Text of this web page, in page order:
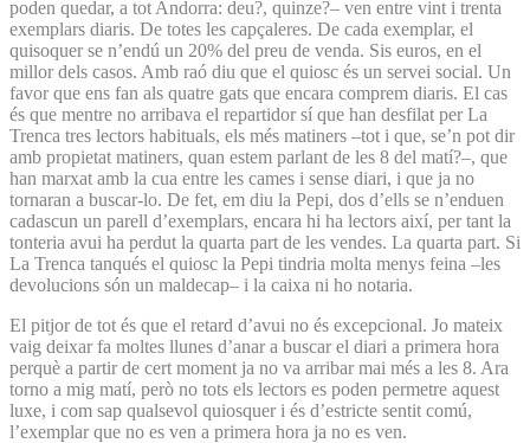
poden quedar, a tot Andorra: deu?, quinze?– ven entre vint i trenta
exemplars diaris. De totes les capçaleres. De cada exemplar, el
quisoquer se n’endú un 20% del preu de venda. Sis euros, en el
millor dels casos. Amb raó diu que el quiosc és un servei social. Un
favor que ens fan als quatre gats que encara comprem diaris. El cas
és que mentre no arribava el repartidor sí que han desfilat per La
Trenca tres lectors habituals, els més matiners –tot i que, se’n pot dir
amb propietat matiners, quan estem parlant de les 8 del matí?–, que
han marxat amb la cua entre les cames i sense diari, i que ja no
tornaran a buscar-lo. De fet, em diu la Pepi, dos d’ells se n’enduen
cadascun un parell d’exemplars, encara hi ha lectors així, per tant la
tonteria avui ha perdut la quarta part de les vendes. La quarta part. Si
La Trenca tanqués el quiosc la Pepi tindria molta menys feina –les
devolucions són un maldecap– i la caixa ni ho notaria.
El pitjor de tot és que el retard d’avui no és excepcional. Jo mateix
vaig deixar fa moltes llunes d’anar a buscar el diari a primera hora
perquè a partir de cert moment ja no va arribar mai més a les 8. Ara
torno a mig matí, però no tots els lectors es poden permetre aquest
luxe, i com sap qualsevol quiosquer i és d’estricte sentit comú,
l’exemplar que no es ven a primera hora ja no es ven.